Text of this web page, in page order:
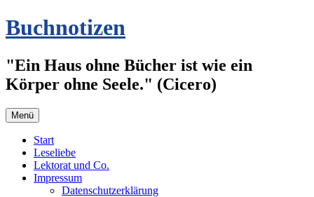
Zum
Inhalt
Buchnotizen
"Ein Haus ohne Bücher ist wie ein
Körper ohne Seele." (Cicero)
Menü
Start
Leseliebe
Lektorat und Co.
Impressum
Datenschutzerklärung